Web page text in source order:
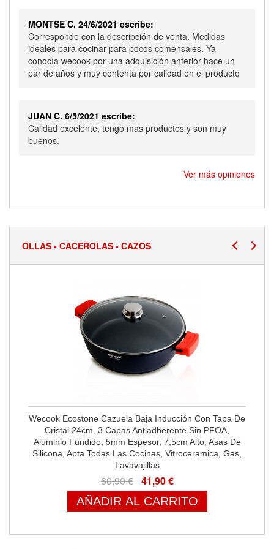
MONTSE C. 24/6/2021 escribe:
Corresponde con la descripción de venta. Medidas
ideales para cocinar para pocos comensales. Ya
conocía wecook por una adquisición anterior hace un
par de años y muy contenta por calidad en el producto
JUAN C. 6/5/2021 escribe:
Calidad excelente, tengo mas productos y son muy
buenos.
Ver más opiniones
OLLAS - CACEROLAS - CAZOS
Wecook Ecostone Cazuela Baja Inducción Con Tapa De
Cristal 24cm, 3 Capas Antiadherente Sin PFOA,
Aluminio Fundido, 5mm Espesor, 7,5cm Alto, Asas De
Silicona, Apta Todas Las Cocinas, Vitroceramica, Gas,
Lavavajillas
60,90 € 41,90 €
AÑADIR AL CARRITO